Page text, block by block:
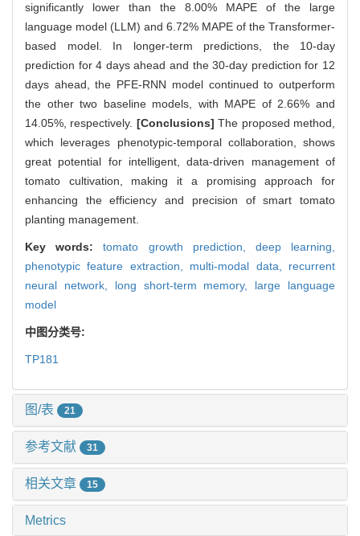
significantly lower than the 8.00% MAPE of the large
language model (LLM) and 6.72% MAPE of the Transformer-
based model. In longer-term predictions, the 10-day
prediction for 4 days ahead and the 30-day prediction for 12
days ahead, the PFE-RNN model continued to outperform
the other two baseline models, with MAPE of 2.66% and
14.05%, respectively. [Conclusions] The proposed method,
which leverages phenotypic-temporal collaboration, shows
great potential for intelligent, data-driven management of
tomato cultivation, making it a promising approach for
enhancing the efficiency and precision of smart tomato
planting management.
Key words:tomato growth prediction, deep learning,
phenotypic feature extraction, multi-modal data, recurrent
neural network, long short-term memory, large language
model
中图分类号:
TP181
图/表 21
参考文献 31
相关文章 15
Metrics